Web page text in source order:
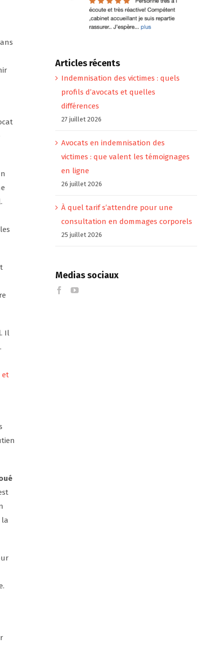
. Il
.
et
la
Articles récents
Indemnisation des victimes : quels
profils d’avocats et quelles
différences
27 juillet 2026
Avocats en indemnisation des
victimes : que valent les témoignages
en ligne
26 juillet 2026
À quel tarif s’attendre pour une
consultation en dommages corporels
25 juillet 2026
Medias sociaux